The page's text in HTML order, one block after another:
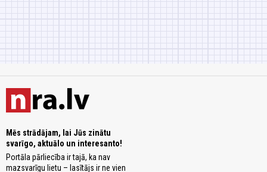
Mēs strādājam, lai Jūs zinātu
svarīgo, aktuālo un interesanto!
Portāla pārliecība ir tajā, ka nav
mazsvarīgu lietu – lasītājs ir ne vien